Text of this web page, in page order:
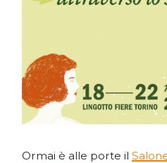
Ormai è alle porte il